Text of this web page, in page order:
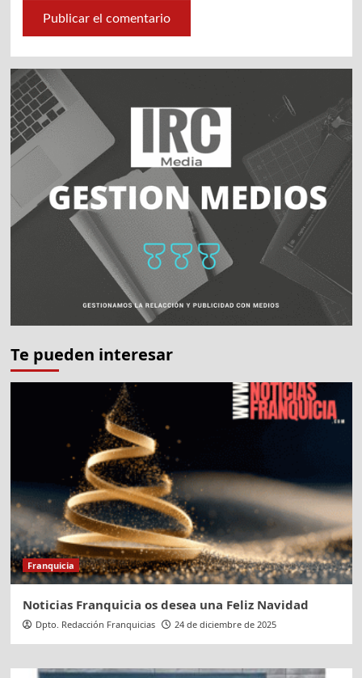
Te pueden interesar
Franquicia
Noticias Franquicia os desea una Feliz Navidad
Dpto. Redacción Franquicias 24 de diciembre de 2025